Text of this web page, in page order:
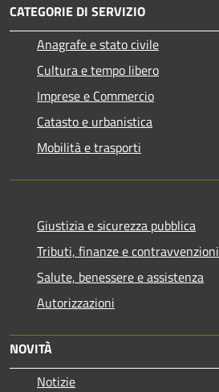
CATEGORIE DI SERVIZIO
Anagrafe e stato civile
Cultura e tempo libero
Imprese e Commercio
Catasto e urbanistica
Mobilità e trasporti
Giustizia e sicurezza pubblica
Tributi, finanze e contravvenzioni
Salute, benessere e assistenza
Autorizzazioni
NOVITÀ
Notizie